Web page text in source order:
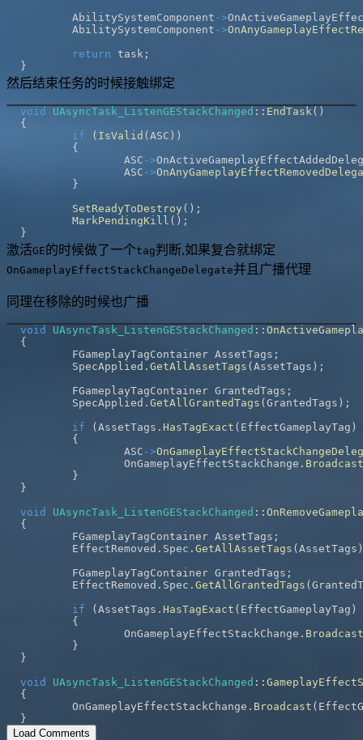
	AbilitySystemComponent
->
	AbilitySystemComponent
->
return task ;
}
然后结束任务的时候接触绑定
void UAsyncTask_ListenGEStackChanged :: EndTask ( )
{
if
( IsValid (ASC ) )
{
		ASC
->
		ASC
->
}
SetReadyToDestroy ( ) ;
MarkPendingKill ( ) ;
}
激活GE的时候做了一个tag判断,如果复合就绑定
OnGameplayEffectStackChangeDelegate并且广播代理
同理在移除的时候也广播
void UAsyncTask_ListenGEStackChanged ::
{
	FGameplayTagContainer AssetTags
;
	SpecApplied
. GetAllAssetTags (AssetTags ) ;
	FGameplayTagContainer GrantedTags
;
	SpecApplied
. GetAllGrantedTags (GrantedTags ) ;
if
(AssetTags . HasTagExact ( EffectGameplayTag )
{
		ASC
->
		OnGameplayEffectStackChange
. Broadcast
}
}
void
UAsyncTask_ListenGEStackChanged ::
{
	FGameplayTagContainer AssetTags
;
	EffectRemoved
. Spec . GetAllAssetTags (AssetTags )
	FGameplayTagContainer GrantedTags
;
	EffectRemoved
. Spec . GetAllGrantedTags (
if
(AssetTags . HasTagExact ( EffectGameplayTag )
{
		OnGameplayEffectStackChange
. Broadcast
}
}
void
UAsyncTask_ListenGEStackChanged ::
{
	OnGameplayEffectStackChange
. Broadcast (
}
Load Comments